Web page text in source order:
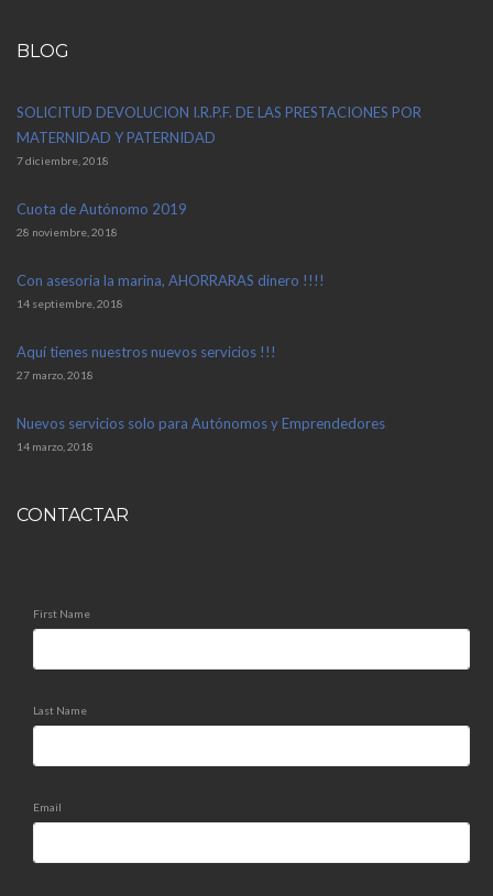
BLOG
SOLICITUD DEVOLUCION I.R.P.F. DE LAS PRESTACIONES POR
MATERNIDAD Y PATERNIDAD
7 diciembre, 2018
Cuota de Autónomo 2019
28 noviembre, 2018
Con asesoria la marina, AHORRARAS dinero !!!!
14 septiembre, 2018
Aquí tienes nuestros nuevos servicios !!!
27 marzo, 2018
Nuevos servicios solo para Autónomos y Emprendedores
14 marzo, 2018
CONTACTAR
First Name
Last Name
Email